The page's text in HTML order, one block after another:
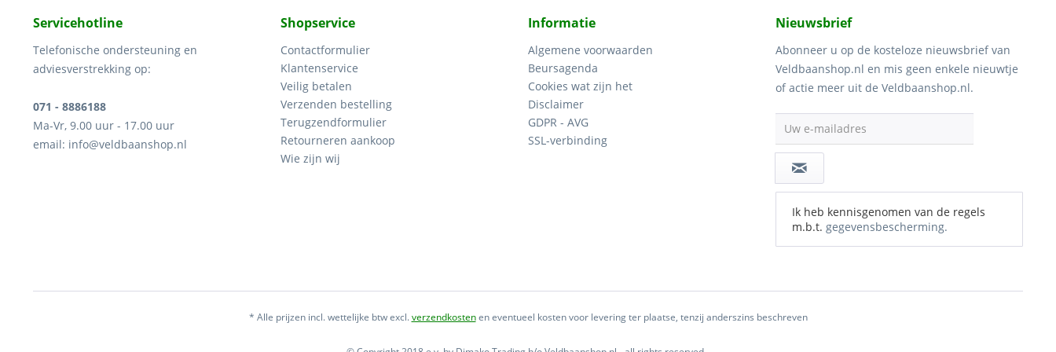
Servicehotline
Telefonische ondersteuning en
adviesverstrekking op:
071 - 8886188
Ma-Vr, 9.00 uur - 17.00 uur
email: info@veldbaanshop.nl
Shopservice
Contactformulier
Klantenservice
Veilig betalen
Verzenden bestelling
Terugzendformulier
Retourneren aankoop
Wie zijn wij
Informatie
Algemene voorwaarden
Beursagenda
Cookies wat zijn het
Disclaimer
GDPR - AVG
SSL-verbinding
Nieuwsbrief
Abonneer u op de kosteloze nieuwsbrief van
Veldbaanshop.nl en mis geen enkele nieuwtje
of actie meer uit de Veldbaanshop.nl.
Uw e-mailadres
Ik heb kennisgenomen van de regels
m.b.t. gegevensbescherming.
* Alle prijzen incl. wettelijke btw excl.verzendkostenen eventueel kosten voor levering ter plaatse, tenzij anderszins beschreven